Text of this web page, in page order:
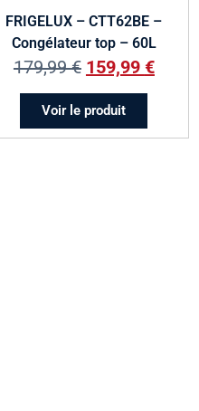
FRIGELUX – CTT62BE –
Congélateur top – 60L
179,99€ 159,99 €
Voir le produit